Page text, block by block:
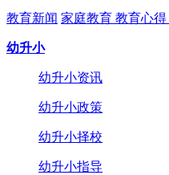
教育新闻 家庭教育 教育心得
幼升小
幼升小资讯
幼升小政策
幼升小择校
幼升小指导